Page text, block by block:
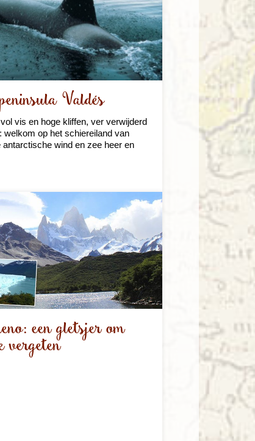
Valdés
vis en hoge kliffen, ver verwijderd
welkom op het schiereiland van
antarctische wind en zee heer en
een gletsjer om
vergeten